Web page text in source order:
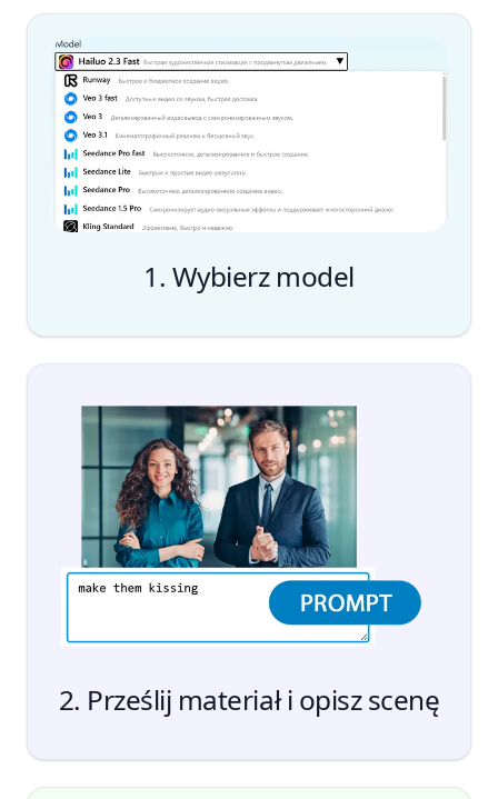
1. Wybierz model
2. Prześlij materiał i opisz scenę